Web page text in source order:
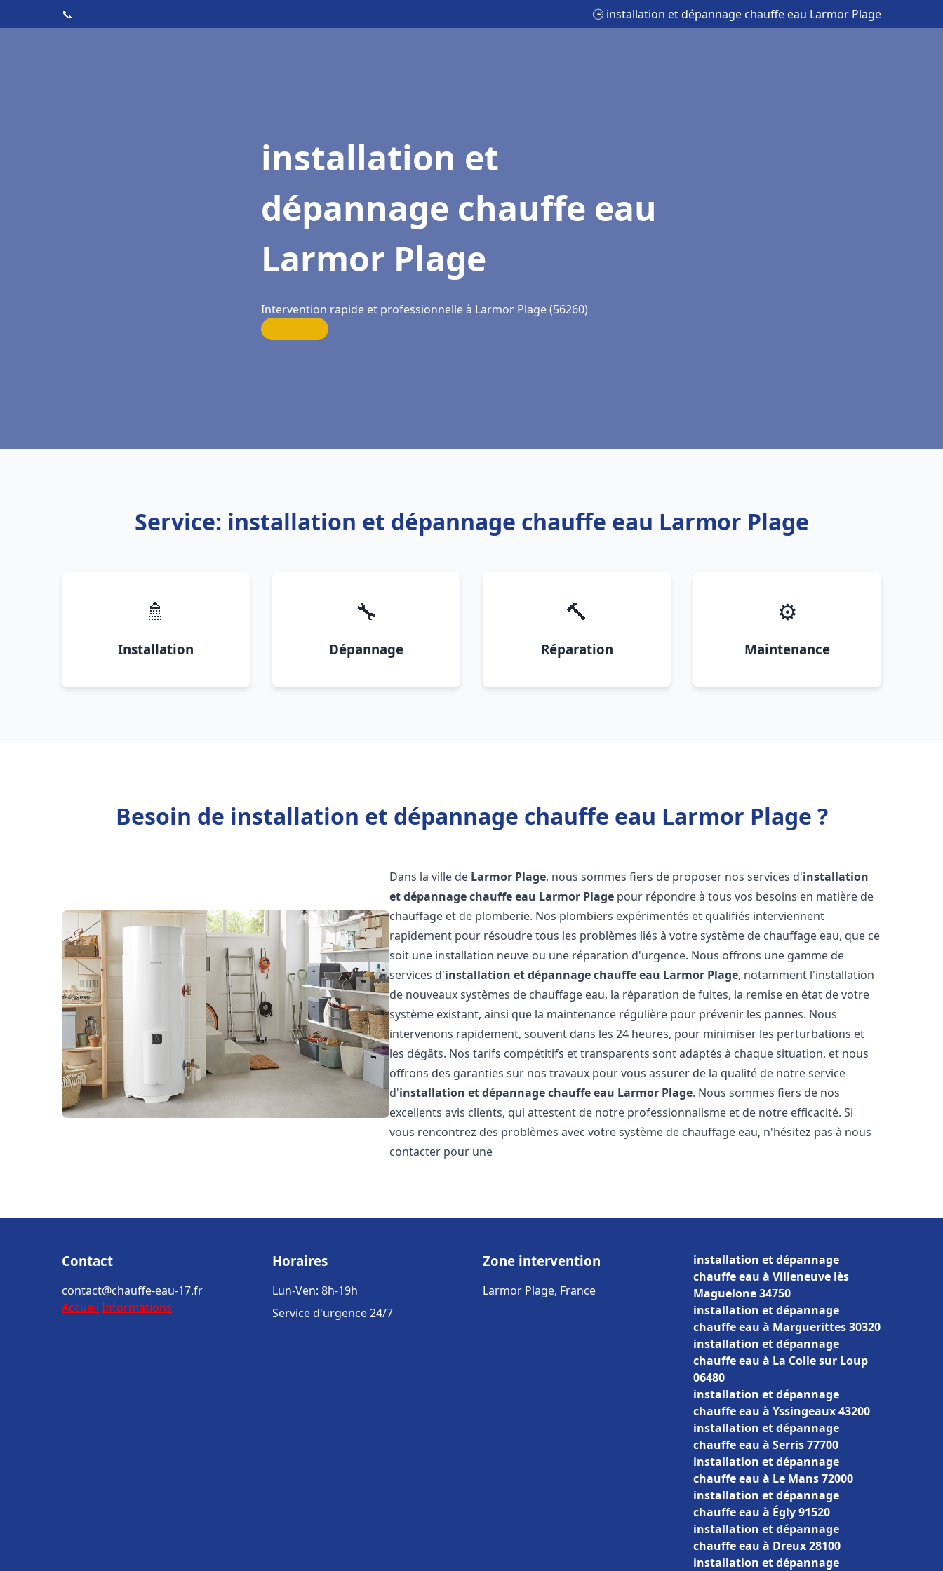
📞 🕒 installation et dépannage chauffe eau Larmor Plage
installation et
dépannage chauffe eau
Larmor Plage
Intervention rapide et professionnelle à Larmor Plage (56260)
Service: installation et dépannage chauffe eau Larmor Plage
🚿
Installation
🔧
Dépannage
🔨
Réparation
⚙️
Maintenance
Besoin de installation et dépannage chauffe eau Larmor Plage ?
Dans la ville de Larmor Plage, nous sommes fiers de proposer nos services d'installation
et dépannage chauffe eau Larmor Plage pour répondre à tous vos besoins en matière de
chauffage et de plomberie. Nos plombiers expérimentés et qualifiés interviennent
rapidement pour résoudre tous les problèmes liés à votre système de chauffage eau, que ce
soit une installation neuve ou une réparation d'urgence. Nous offrons une gamme de
services d'installation et dépannage chauffe eau Larmor Plage, notamment l'installation
de nouveaux systèmes de chauffage eau, la réparation de fuites, la remise en état de votre
système existant, ainsi que la maintenance régulière pour prévenir les pannes. Nous
intervenons rapidement, souvent dans les 24 heures, pour minimiser les perturbations et
les dégâts. Nos tarifs compétitifs et transparents sont adaptés à chaque situation, et nous
offrons des garanties sur nos travaux pour vous assurer de la qualité de notre service
d'installation et dépannage chauffe eau Larmor Plage. Nous sommes fiers de nos
excellents avis clients, qui attestent de notre professionnalisme et de notre efficacité. Si
vous rencontrez des problèmes avec votre système de chauffage eau, n'hésitez pas à nous
contacter pour une
Contact
contact@chauffe-eau-17.fr
Accueil Informations
Horaires
Lun-Ven: 8h-19h
Service d'urgence 24/7
Zone intervention
Larmor Plage, France
installation et dépannage
chauffe eau à Villeneuve lès
Maguelone 34750
installation et dépannage
chauffe eau à Marguerittes 30320
installation et dépannage
chauffe eau à La Colle sur Loup
06480
installation et dépannage
chauffe eau à Yssingeaux 43200
installation et dépannage
chauffe eau à Serris 77700
installation et dépannage
chauffe eau à Le Mans 72000
installation et dépannage
chauffe eau à Égly 91520
installation et dépannage
chauffe eau à Dreux 28100
installation et dépannage